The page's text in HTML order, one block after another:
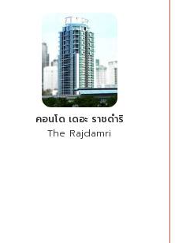
คอนโด เดอะ ราชดำริ
The Rajdamri